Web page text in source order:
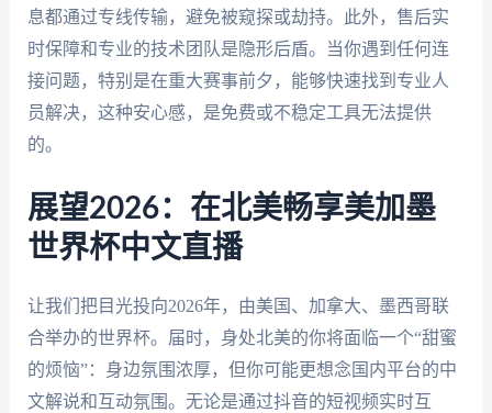
息都通过专线传输，避免被窥探或劫持。此外，售后实
时保障和专业的技术团队是隐形后盾。当你遇到任何连
接问题，特别是在重大赛事前夕，能够快速找到专业人
员解决，这种安心感，是免费或不稳定工具无法提供
的。
展望2026：在北美畅享美加墨
世界杯中文直播
让我们把目光投向2026年，由美国、加拿大、墨西哥联
合举办的世界杯。届时，身处北美的你将面临一个“甜蜜
的烦恼”：身边氛围浓厚，但你可能更想念国内平台的中
文解说和互动氛围。无论是通过抖音的短视频实时互